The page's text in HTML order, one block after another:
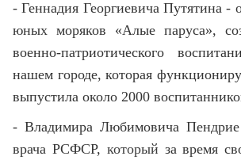
- Геннадия Георгиевича Путятина -
юных моряков «Алые паруса»,
военно-патриотического
нашем городе, которая
выпустила около 2000
- Владимира Любимовича Пендрие
врача РСФСР, который за время